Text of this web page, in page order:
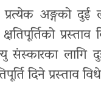
प्रत्येक अङ्गको
संस्कारका लागि
दिने प्रस्ताव